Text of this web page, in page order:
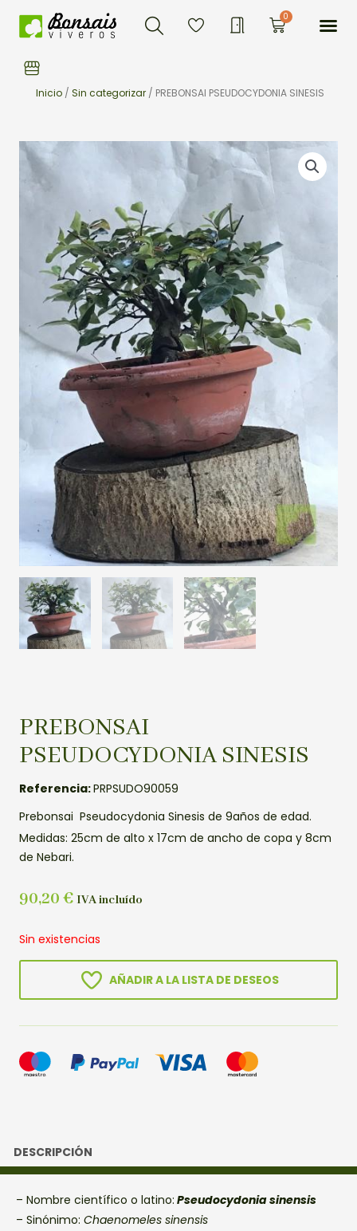
Buscar 0Carrito
Inicio / Sin categorizar / PREBONSAI PSEUDOCYDONIA SINESIS
PREBONSAI
PSEUDOCYDONIA SINESIS
Referencia:PRPSUDO90059
Prebonsai Pseudocydonia Sinesis de 9años de edad.
Medidas: 25cm de alto x 17cm de ancho de copa y 8cm
de Nebari.
90,20 € IVA incluído
Sin existencias
AÑADIR A LA LISTA DE DESEOS
DESCRIPCIÓN
– Nombre científico o latino: Pseudocydonia sinensis
– Sinónimo: Chaenomeles sinensis